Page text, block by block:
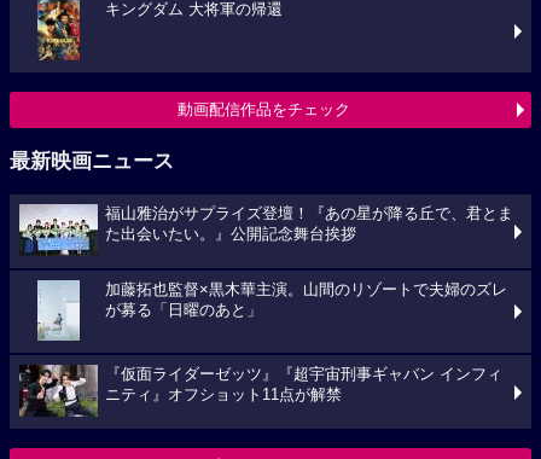
キングダム 大将軍の帰還
動画配信作品をチェック
最新映画ニュース
福山雅治がサプライズ登壇！『あの星が降る丘で、君とま
た出会いたい。』公開記念舞台挨拶
加藤拓也監督×黒木華主演。山間のリゾートで夫婦のズレ
が募る「日曜のあと」
『仮面ライダーゼッツ』『超宇宙刑事ギャバン インフィ
ニティ』オフショット11点が解禁